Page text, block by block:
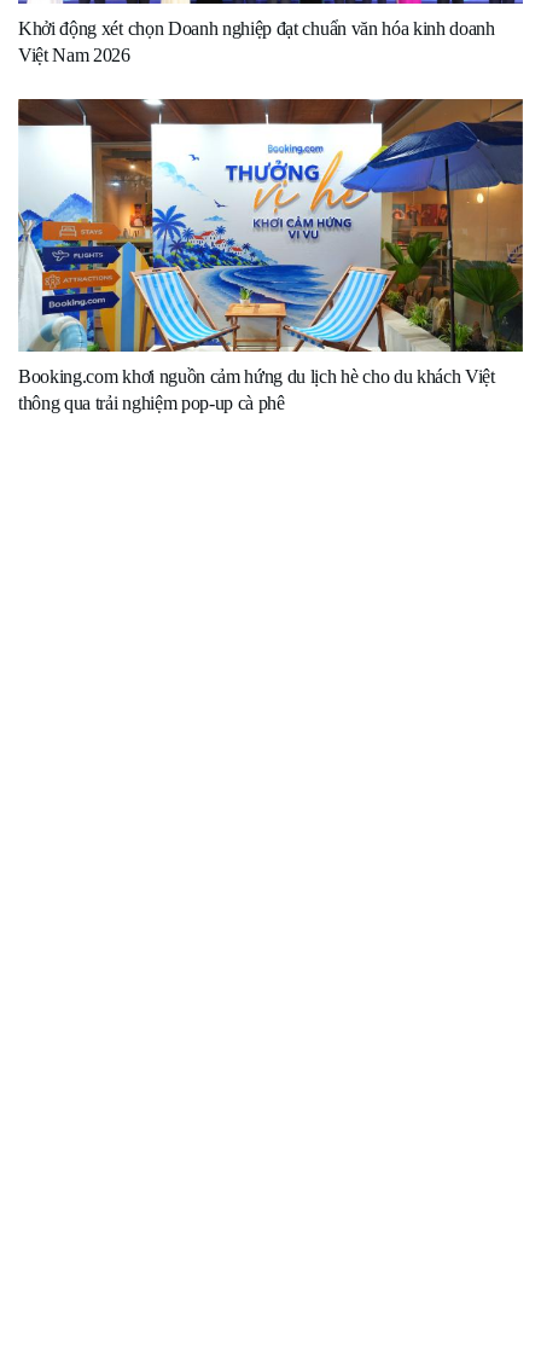
Khởi động xét chọn Doanh nghiệp đạt chuẩn văn hóa kinh doanh
Việt Nam 2026
Booking.com khơi nguồn cảm hứng du lịch hè cho du khách Việt
thông qua trải nghiệm pop-up cà phê